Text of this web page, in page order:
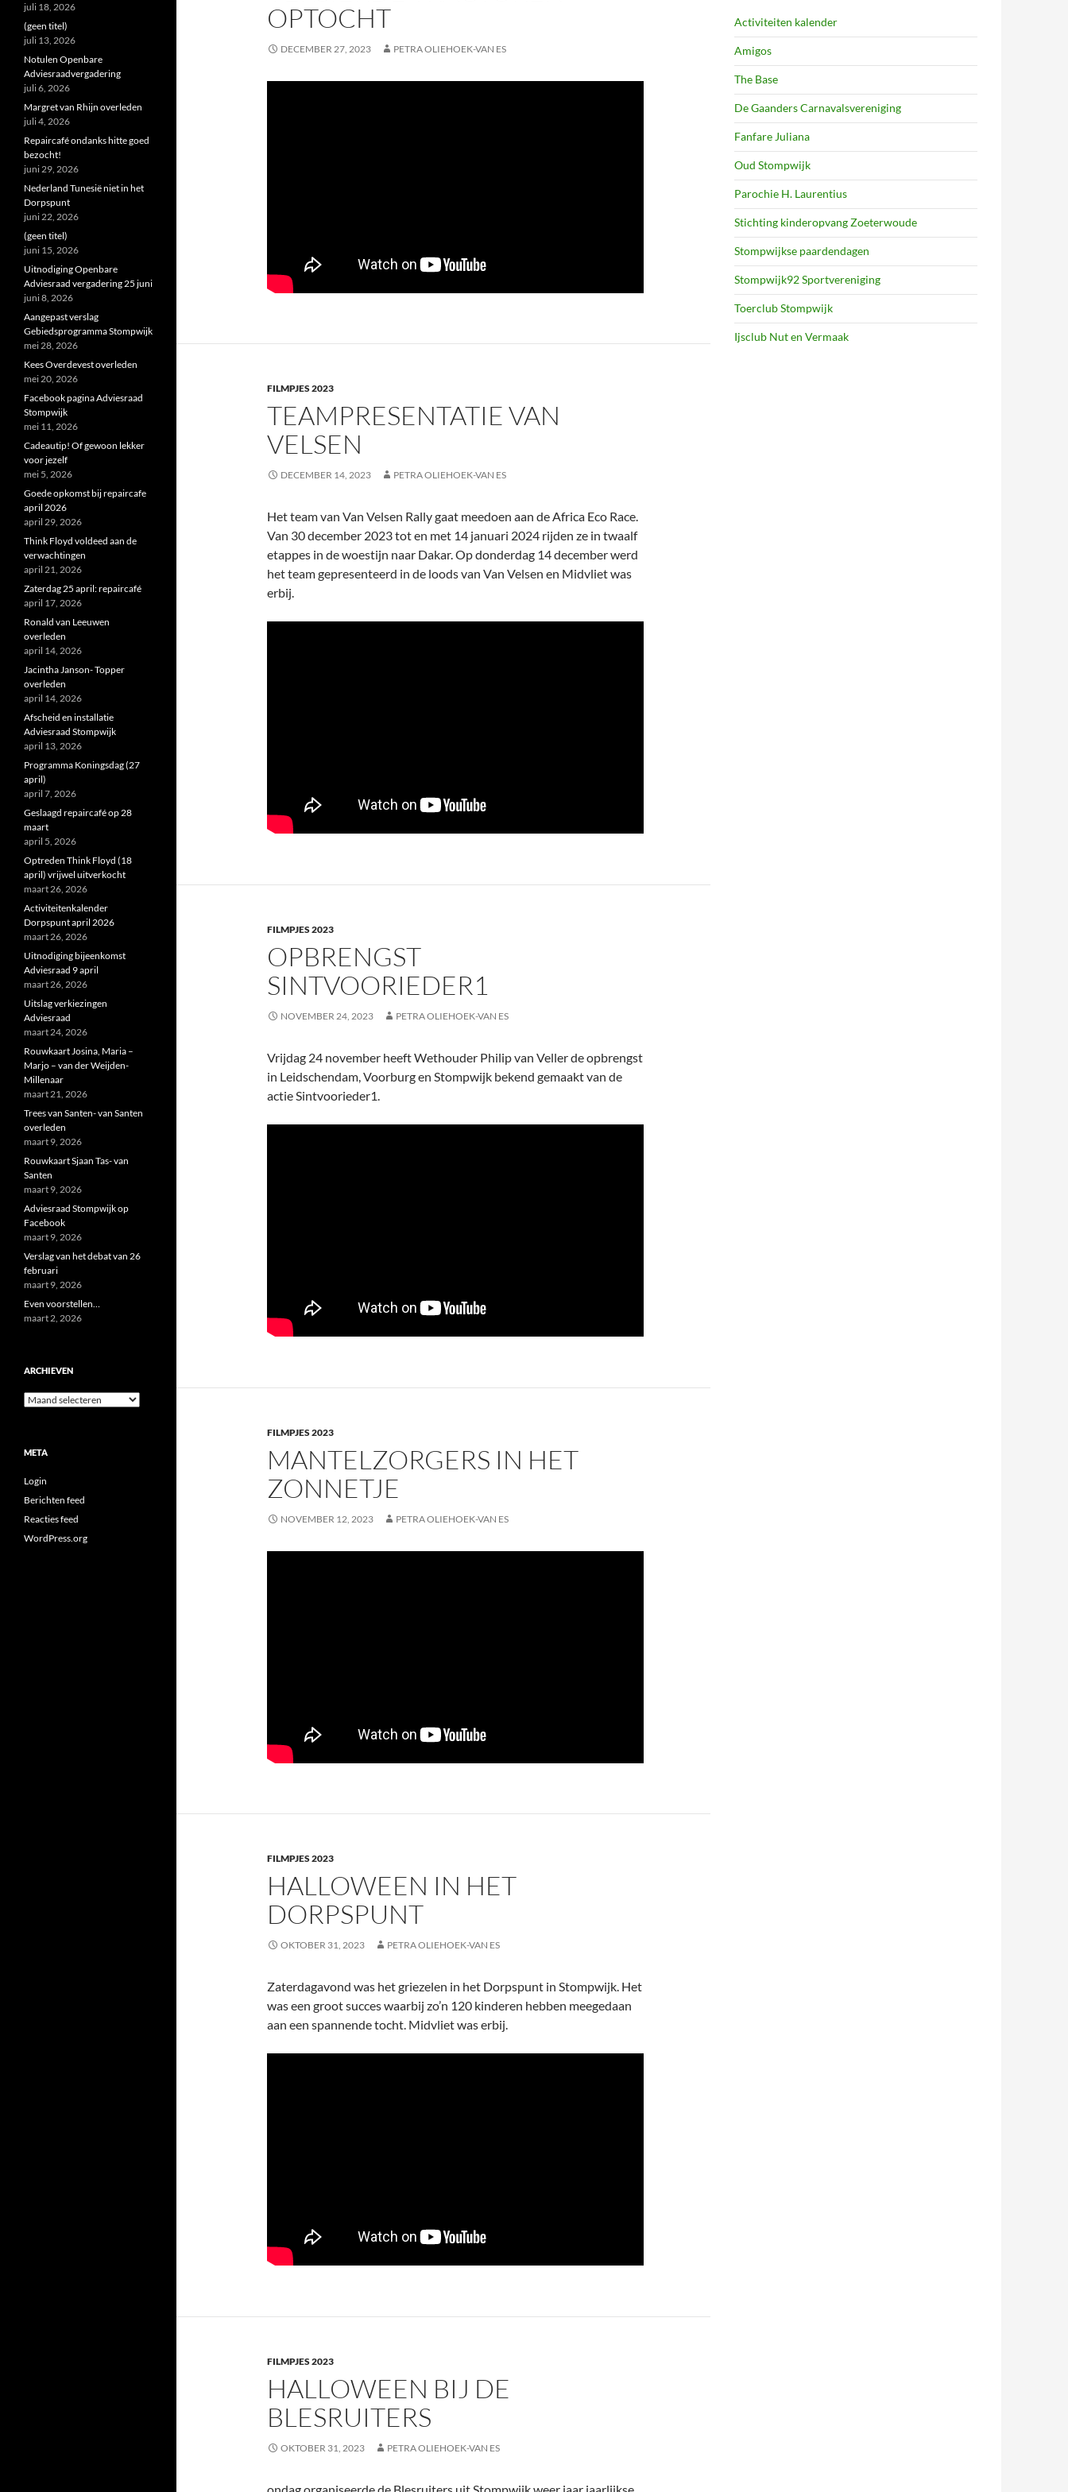
OPTOCHT
DECEMBER 27, 2023 PETRA OLIEHOEK-VAN ES
FILMPJES 2023
TEAMPRESENTATIE VAN
VELSEN
DECEMBER 14, 2023 PETRA OLIEHOEK-VAN ES
Het team van Van Velsen Rally gaat meedoen aan de Africa Eco Race.
Van 30 december 2023 tot en met 14 januari 2024 rijden ze in twaalf
etappes in de woestijn naar Dakar. Op donderdag 14 december werd
het team gepresenteerd in de loods van Van Velsen en Midvliet was
erbij.
FILMPJES 2023
OPBRENGST
SINTVOORIEDER1
NOVEMBER 24, 2023 PETRA OLIEHOEK-VAN ES
Vrijdag 24 november heeft Wethouder Philip van Veller de opbrengst
in Leidschendam, Voorburg en Stompwijk bekend gemaakt van de
actie Sintvoorieder1.
FILMPJES 2023
MANTELZORGERS IN HET
ZONNETJE
NOVEMBER 12, 2023 PETRA OLIEHOEK-VAN ES
FILMPJES 2023
HALLOWEEN IN HET
DORPSPUNT
OKTOBER 31, 2023 PETRA OLIEHOEK-VAN ES
Zaterdagavond was het griezelen in het Dorpspunt in Stompwijk. Het
was een groot succes waarbij zo’n 120 kinderen hebben meegedaan
aan een spannende tocht. Midvliet was erbij.
FILMPJES 2023
HALLOWEEN BIJ DE
BLESRUITERS
OKTOBER 31, 2023 PETRA OLIEHOEK-VAN ES
Activiteiten kalender
Amigos
The Base
De Gaanders Carnavalsvereniging
Fanfare Juliana
Oud Stompwijk
Parochie H. Laurentius
Stichting kinderopvang Zoeterwoude
Stompwijkse paardendagen
Stompwijk92 Sportvereniging
Toerclub Stompwijk
Ijsclub Nut en Vermaak
juli 18, 2026
(geen titel)
juli 13, 2026
Notulen Openbare
Adviesraadvergadering
juli 6, 2026
Margret van Rhijn overleden
juli 4, 2026
Repaircafé ondanks hitte goed
bezocht!
juni 29, 2026
Nederland Tunesië niet in het
Dorpspunt
juni 22, 2026
(geen titel)
juni 15, 2026
Uitnodiging Openbare
Adviesraad vergadering 25 juni
juni 8, 2026
Aangepast verslag
Gebiedsprogramma Stompwijk
mei 28, 2026
Kees Overdevest overleden
mei 20, 2026
Facebook pagina Adviesraad
Stompwijk
mei 11, 2026
Cadeautip! Of gewoon lekker
voor jezelf
mei 5, 2026
Goede opkomst bij repaircafe
april 2026
april 29, 2026
Think Floyd voldeed aan de
verwachtingen
april 21, 2026
Zaterdag 25 april: repaircafé
april 17, 2026
Ronald van Leeuwen
overleden
april 14, 2026
Jacintha Janson- Topper
overleden
april 14, 2026
Afscheid en installatie
Adviesraad Stompwijk
april 13, 2026
Programma Koningsdag (27
april)
april 7, 2026
Geslaagd repaircafé op 28
maart
april 5, 2026
Optreden Think Floyd (18
april) vrijwel uitverkocht
maart 26, 2026
Activiteitenkalender
Dorpspunt april 2026
maart 26, 2026
Uitnodiging bijeenkomst
Adviesraad 9 april
maart 26, 2026
Uitslag verkiezingen
Adviesraad
maart 24, 2026
Rouwkaart Josina, Maria –
Marjo – van der Weijden-
Millenaar
maart 21, 2026
Trees van Santen- van Santen
overleden
maart 9, 2026
Rouwkaart Sjaan Tas- van
Santen
maart 9, 2026
Adviesraad Stompwijk op
Facebook
maart 9, 2026
Verslag van het debat van 26
februari
maart 9, 2026
Even voorstellen…
maart 2, 2026
ARCHIEVEN
Archieven
META
Login
Berichten feed
Reacties feed
WordPress.org